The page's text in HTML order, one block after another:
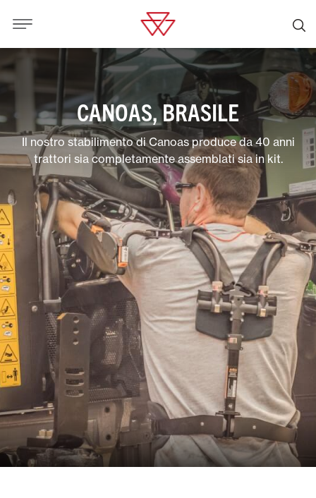
CANOAS, BRASILE
Il nostro stabilimento di Canoas produce da 40 anni
trattori sia completamente assemblati sia in kit.